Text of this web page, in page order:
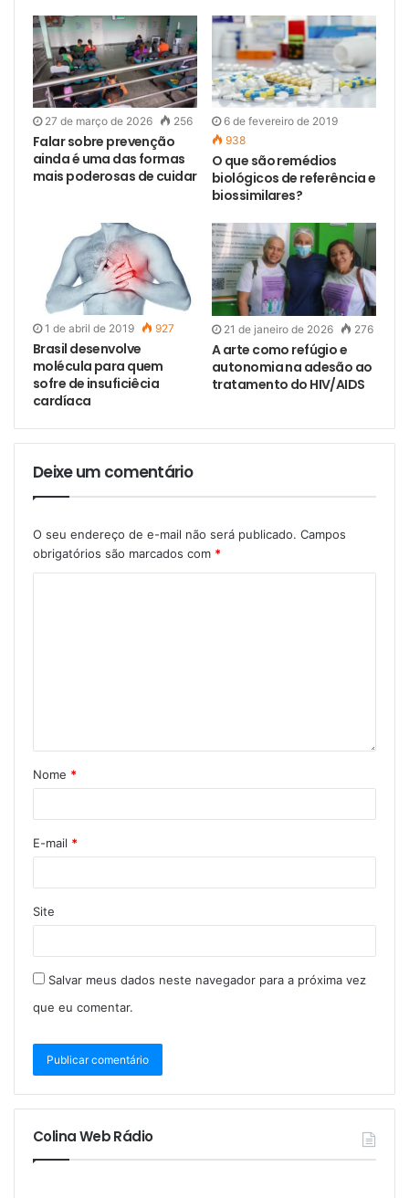
27 de março de 2026 256
Falar sobre prevenção
ainda é uma das formas
mais poderosas de cuidar
6 de fevereiro de 2019
938
O que são remédios
biológicos de referência e
biossimilares?
1 de abril de 2019 927
Brasil desenvolve
molécula para quem
sofre de insuficiêcia
cardíaca
21 de janeiro de 2026 276
A arte como refúgio e
autonomia na adesão ao
tratamento do HIV/AIDS
Deixe um comentário
O seu endereço de e-mail não será publicado. Campos
obrigatórios são marcados com *
Nome *
E-mail *
Site
Salvar meus dados neste navegador para a próxima vez
que eu comentar.
Colina Web Rádio